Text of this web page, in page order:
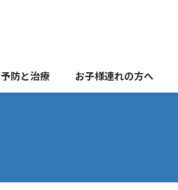
予防と治療 お子様連れの方へ